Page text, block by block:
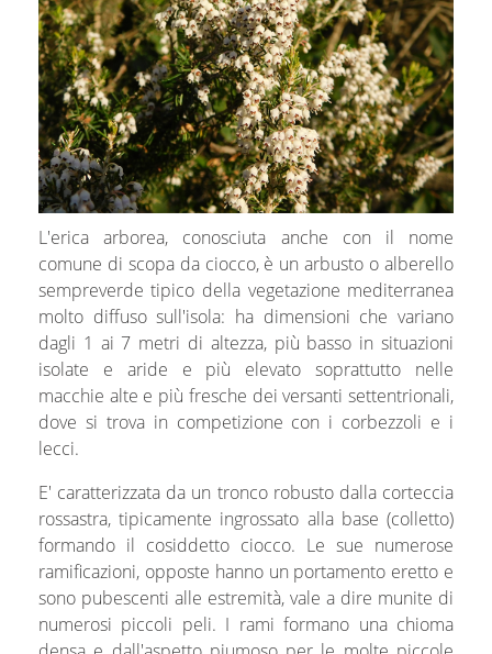
L'erica arborea, conosciuta anche con il nome
comune di scopa da ciocco, è un arbusto o alberello
sempreverde tipico della vegetazione mediterranea
molto diffuso sull'isola: ha dimensioni che variano
dagli 1 ai 7 metri di altezza, più basso in situazioni
isolate e aride e più elevato soprattutto nelle
macchie alte e più fresche dei versanti settentrionali,
dove si trova in competizione con i corbezzoli e i
lecci.
E' caratterizzata da un tronco robusto dalla corteccia
rossastra, tipicamente ingrossato alla base (colletto)
formando il cosiddetto ciocco. Le sue numerose
ramificazioni, opposte hanno un portamento eretto e
sono pubescenti alle estremità, vale a dire munite di
numerosi piccoli peli. I rami formano una chioma